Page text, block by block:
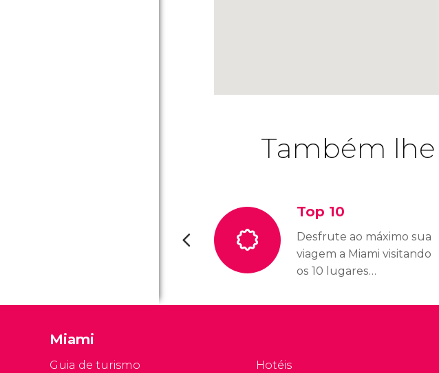
Também
Top 10
Desfrute ao máximo sua
viagem a Miami visitando
os 10 lugares
região.
Miami
Guia de turismo
Hotéis